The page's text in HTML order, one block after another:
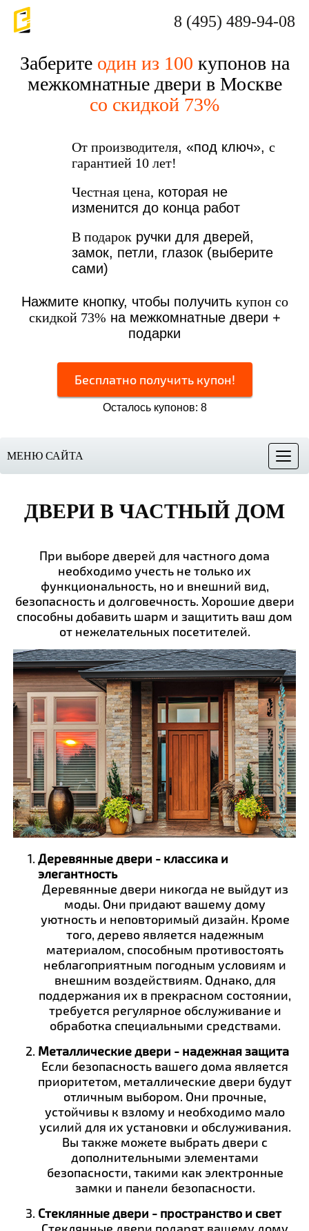
8 (495) 489-94-08
Заберите один из 100 купонов на
межкомнатные двери в Москве
со скидкой 73%
От производителя, «под ключ», с
гарантией 10 лет!
Честная цена, которая не
изменится до конца работ
В подарок ручки для дверей,
замок, петли, глазок (выберите
сами)
Нажмите кнопку, чтобы получить купон со
скидкой 73% на межкомнатные двери +
подарки
Бесплатно получить купон!
Осталось купонов: 8
Меню
МЕНЮ САЙТА
ДВЕРИ В ЧАСТНЫЙ ДОМ
При выборе дверей для частного дома
необходимо учесть не только их
функциональность, но и внешний вид,
безопасность и долговечность. Хорошие двери
способны добавить шарм и защитить ваш дом
от нежелательных посетителей.
Деревянные двери - классика и
элегантность
Деревянные двери никогда не выйдут из
моды. Они придают вашему дому
уютность и неповторимый дизайн. Кроме
того, дерево является надежным
материалом, способным противостоять
неблагоприятным погодным условиям и
внешним воздействиям. Однако, для
поддержания их в прекрасном состоянии,
требуется регулярное обслуживание и
обработка специальными средствами.
Металлические двери - надежная защита
Если безопасность вашего дома является
приоритетом, металлические двери будут
отличным выбором. Они прочные,
устойчивы к взлому и необходимо мало
усилий для их установки и обслуживания.
Вы также можете выбрать двери с
дополнительными элементами
безопасности, такими как электронные
замки и панели безопасности.
Стеклянные двери - пространство и свет